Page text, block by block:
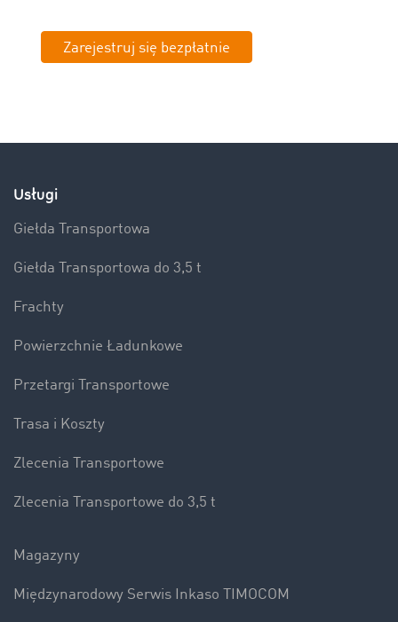
Zarejestruj się bezpłatnie
Usługi
Giełda Transportowa
Giełda Transportowa do 3,5 t
Frachty
Powierzchnie Ładunkowe
Przetargi Transportowe
Trasa i Koszty
Zlecenia Transportowe
Zlecenia Transportowe do 3,5 t
Magazyny
Międzynarodowy Serwis Inkaso TIMOCOM